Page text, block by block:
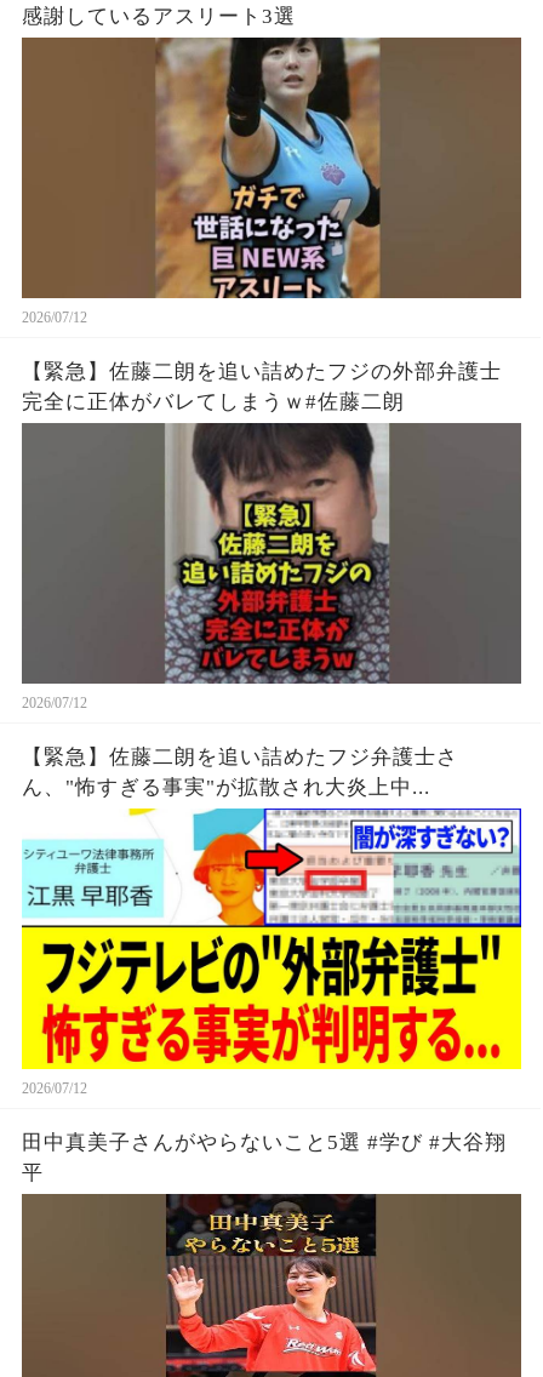
感謝しているアスリート3選
2026/07/12
【緊急】佐藤二朗を追い詰めたフジの外部弁護士
完全に正体がバレてしまうｗ#佐藤二朗
2026/07/12
【緊急】佐藤二朗を追い詰めたフジ弁護士さ
ん、"怖すぎる事実"が拡散され大炎上中...
2026/07/12
田中真美子さんがやらないこと5選 #学び #大谷翔
平